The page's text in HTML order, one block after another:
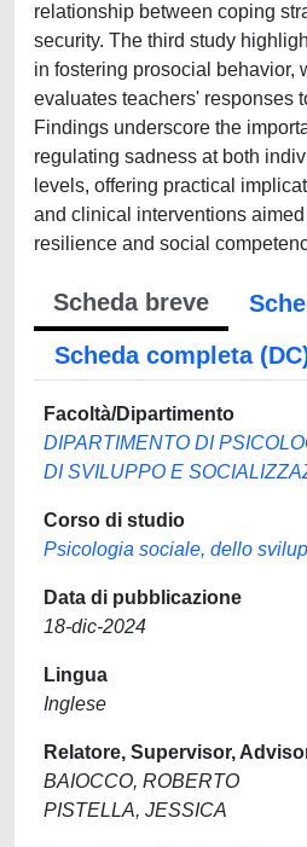
relationship between coping
security. The third study
in fostering prosocial behavior,
evaluates teachers' responses
Findings underscore the
regulating sadness at both
levels, offering practical
and clinical interventions
resilience and social
Scheda breve
Scheda completa
Facoltà/Dipartimento
DIPARTIMENTO DI
DI SVILUPPO E
Corso di studio
Psicologia sociale, dello
Data di pubblicazione
18-dic-2024
Lingua
Inglese
Relatore, Supervisor,
BAIOCCO, ROBERTO
PISTELLA, JESSICA